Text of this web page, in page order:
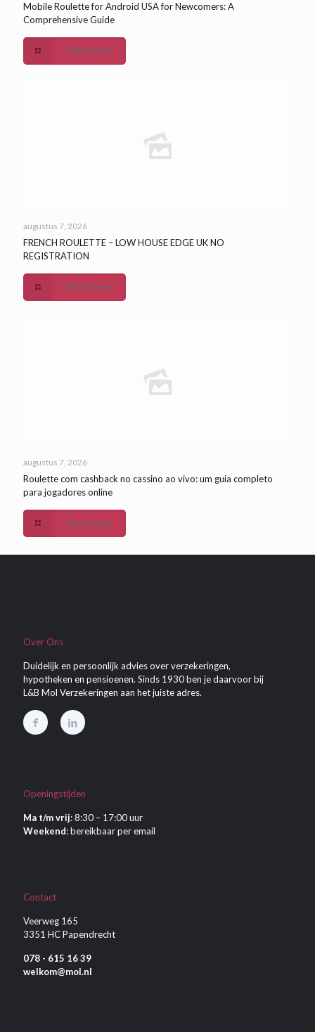
Mobile Roulette for Android USA for Newcomers: A
Comprehensive Guide
Read more
augustus 7, 2026
FRENCH ROULETTE – LOW HOUSE EDGE UK NO
REGISTRATION
Read more
augustus 7, 2026
Roulette com cashback no cassino ao vivo: um guia completo
para jogadores online
Read more
Over Ons
Duidelijk en persoonlijk advies over verzekeringen,
hypotheken en pensioenen. Sinds 1930 ben je daarvoor bij
L&B Mol Verzekeringen aan het juiste adres.
Openingstijden
Ma t/m vrij: 8:30 – 17:00 uur
Weekend: bereikbaar per email
Contact
Veerweg 165
3351 HC Papendrecht
078 - 615 16 39
welkom@mol.nl